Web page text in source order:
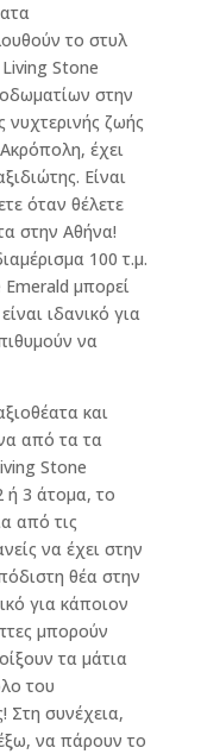
το στυλ
Stone
στην
νυχτερινής ζωής
έχει
Είναι
όταν θέλετε
στην Αθήνα!
100 τ.μ.
μπορεί
ιδανικό για
να
και
από τα τα
Stone
ή 3 άτομα, το
από τις
να έχει στην
θέα στην
για κάποιον
μπορούν
τα μάτια
του
Στη συνέχεια,
να πάρουν το